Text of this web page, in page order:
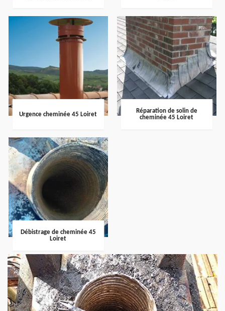
Urgence cheminée 45 Loiret
Réparation de solin de
cheminée 45 Loiret
Débistrage de cheminée 45
Loiret